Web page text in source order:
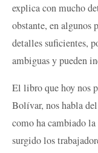
explica con mucho
obstante, en algunos
detalles suficientes,
ambiguas y pueden
El libro que hoy nos
Bolívar, nos habla
como ha cambiado
surgido los